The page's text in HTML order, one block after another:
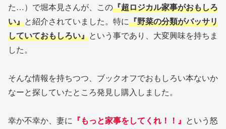
た…）で堀本見さんが、この『超ロジカル家事がおもしろ
い』と紹介されていました。特に『野菜の分類がバッサリ
していておもしろい』という事であり、大変興味を持ちま
した。
そんな情報を持ちつつ、ブックオフでおもしろい本ないか
なーと探していたところ発見し購入しました。
幸か不幸か、妻に 『もっと家事をしてくれ！！』 という怒